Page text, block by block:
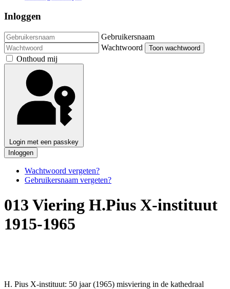
Inloggen
Gebruikersnaam
Wachtwoord
Toon wachtwoord
Onthoud mij
Login met een passkey
Inloggen
Wachtwoord vergeten?
Gebruikersnaam vergeten?
013 Viering H.Pius X-instituut
1915-1965
H. Pius X-instituut: 50 jaar (1965) misviering in de kathedraal